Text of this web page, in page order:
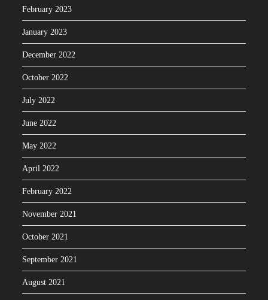
February 2023
January 2023
December 2022
October 2022
July 2022
June 2022
May 2022
April 2022
February 2022
November 2021
October 2021
September 2021
August 2021